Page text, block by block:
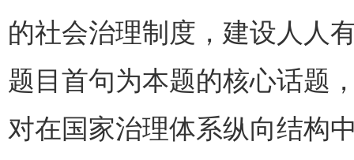
的社会治理制度，建设人人
题目首句为本题的核心话题
对在国家治理体系纵向结构